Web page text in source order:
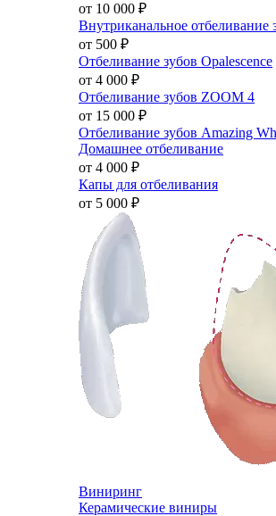
от 10 000 ₽
Внутриканальное отбеливание
от 500 ₽
Отбеливание зубов Opalescence
от 4 000 ₽
Отбеливание зубов ZOOM 4
от 15 000 ₽
Отбеливание зубов Amazing
Домашнее отбеливание
от 4 000 ₽
Капы для отбеливания
от 5 000 ₽
Виниринг
Керамические виниры